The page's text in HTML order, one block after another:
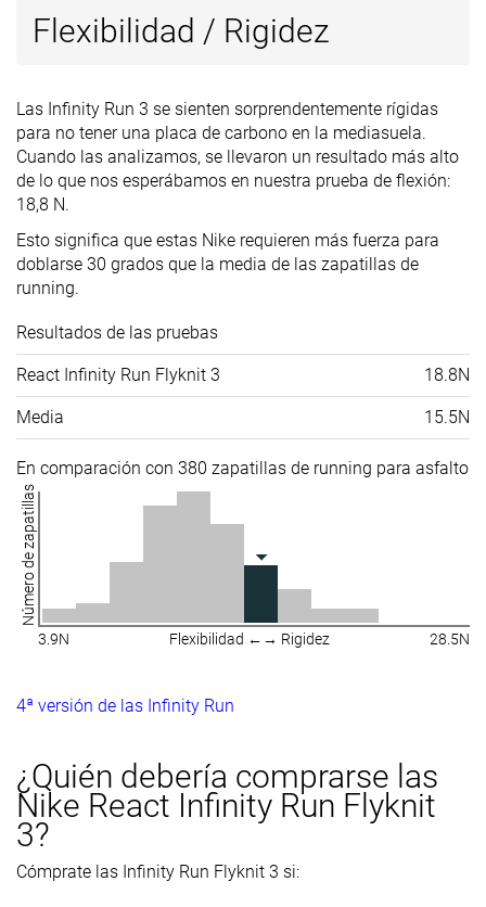
Flexibilidad / Rigidez
Las Infinity Run 3 se sienten sorprendentemente rígidas
para no tener una placa de carbono en la mediasuela.
Cuando las analizamos, se llevaron un resultado más alto
de lo que nos esperábamos en nuestra prueba de flexión:
18,8 N.
Esto significa que estas Nike requieren más fuerza para
doblarse 30 grados que la media de las zapatillas de
running.
Resultados de las pruebas
React Infinity Run Flyknit 3 18.8N
Media 15.5N
En comparación con 380 zapatillas de running para asfalto
Número de zapatillas
3.9N Flexibilidad ←→ Rigidez 28.5N
4ª versión de las Infinity Run
¿Quién debería comprarse las
Nike React Infinity Run Flyknit
3?
Cómprate las Infinity Run Flyknit 3 si: